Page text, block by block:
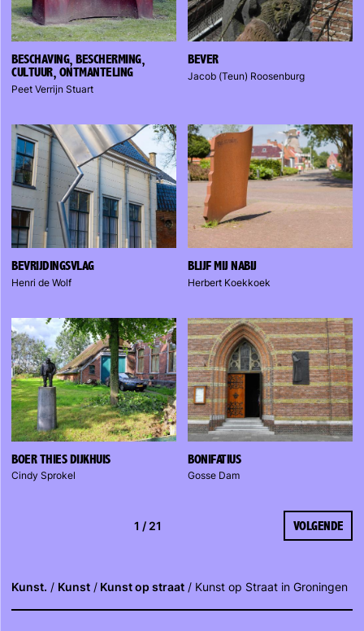
BESCHAVING, BESCHERMING,
CULTUUR, ONTMANTELING
Peet Verrijn Stuart
BEVER
Jacob (Teun) Roosenburg
BEVRIJDINGSVLAG
Henri de Wolf
BLIJF MIJ NABIJ
Herbert Koekkoek
BOER THIES DIJKHUIS
Cindy Sprokel
BONIFATIUS
Gosse Dam
1 / 21 VOLGENDE
Kunst. Kunst Kunst op straat Kunst op Straat in Groningen